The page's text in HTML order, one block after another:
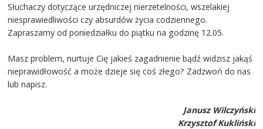
Słuchaczy dotyczące urzędniczej nierzetelności, wszelakiej
niesprawiedliwości czy absurdów życia codziennego.
Zapraszamy od poniedziałku do piątku na godzinę 12.05.
Masz problem, nurtuje Cię jakieś zagadnienie bądź widzisz jakąś
nieprawidłowość a może dzieje się coś złego? Zadzwoń do nas
lub napisz.
Janusz Wilczyński
Krzysztof Kukliński